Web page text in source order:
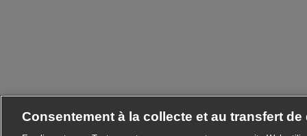
Consentement à la collecte et au transfert de